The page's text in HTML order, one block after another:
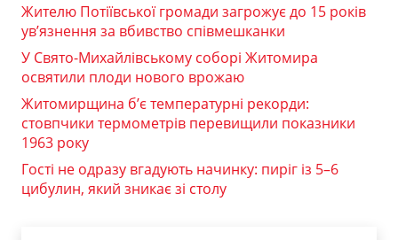
Жителю Потіївської громади загрожує до 15 років
ув’язнення за вбивство співмешканки
У Свято-Михайлівському соборі Житомира
освятили плоди нового врожаю
Житомирщина б’є температурні рекорди:
стовпчики термометрів перевищили показники
1963 року
Гості не одразу вгадують начинку: пиріг із 5–6
цибулин, який зникає зі столу